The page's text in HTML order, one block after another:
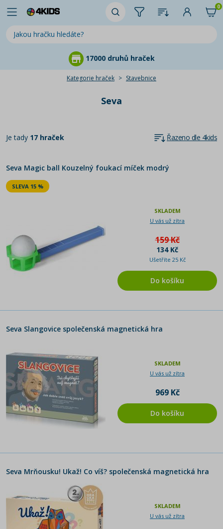
0
17000 druhů hraček
Kategorie hraček Stavebnice
Seva
Je tady 17 hraček Řazeno dle 4kids
Seva Magic ball Kouzelný foukací míček modrý
SLEVA 15 %
SKLADEM
U vás už zítra
159 Kč
134 Kč
Ušetříte 25 Kč
Do košíku
Seva Slangovice společenská magnetická hra
SKLADEM
U vás už zítra
969 Kč
Do košíku
Seva Mrňousku! Ukaž! Co víš? společenská magnetická hra
SKLADEM
U vás už zítra